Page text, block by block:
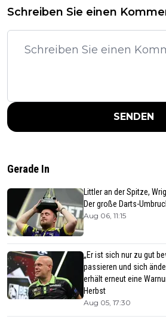
Schreiben Sie einen
SENDEN
Gerade In
Littler an der Spitze,
Der große Darts-
Aug 06, 11:15
„Er ist sich nur zu gut
passieren und sich
erhält erneut eine
Herbst
Aug 05, 17:30